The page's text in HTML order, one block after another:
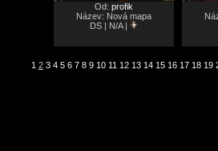
Od: profik
Název: Nová mapa
DS | N/A |
1 2 3 4 5 6 7 8 9 10 11 12 13 14 15 16 17 18 19